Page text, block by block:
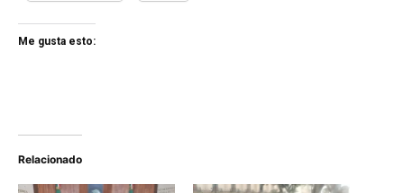
Me gusta esto:
Relacionado